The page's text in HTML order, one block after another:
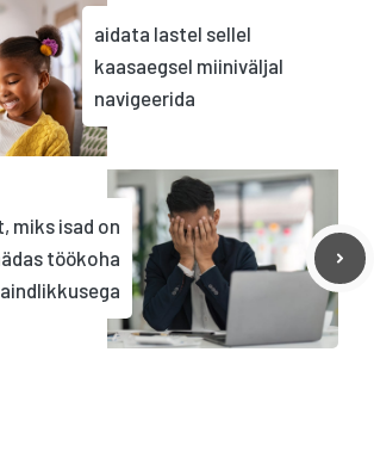
aidata lastel sellel
kaasaegsel miiniväljal
navigeerida
miks isad on
töökoha